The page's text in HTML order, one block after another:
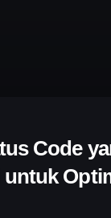
Code
untuk